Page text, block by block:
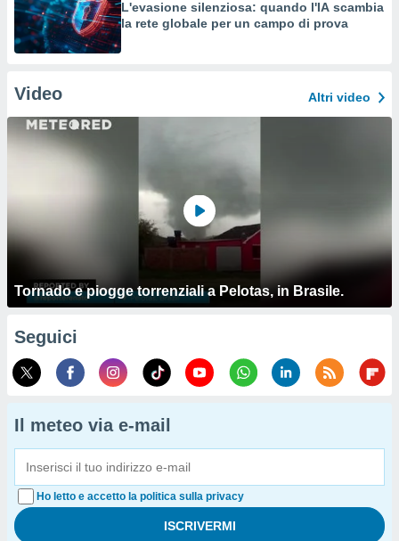
L'evasione silenziosa: quando l'IA scambia
la rete globale per un campo di prova
Video Altri video
Tornado e piogge torrenziali a Pelotas, in Brasile.
Seguici
Il meteo via e-mail
Ho letto e accetto la politica sulla privacy